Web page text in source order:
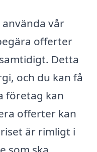
vår
offerter
Detta
och du kan få
företag kan
offerter kan
är rimligt i